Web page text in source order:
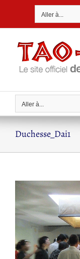
Aller à...
Aller à...
Duchesse_Dai1